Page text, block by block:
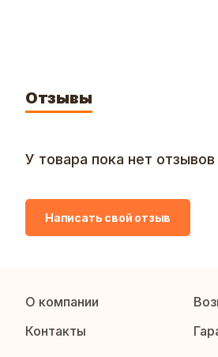
Отзывы
У товара пока нет отзывов
Написать свой отзыв
О компании
Контакты